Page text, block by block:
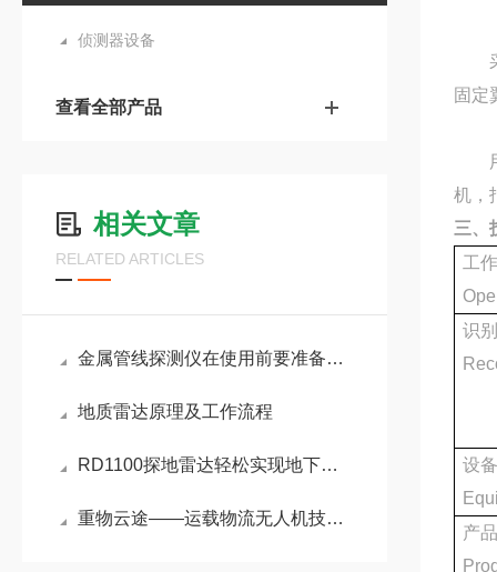
侦测器设备
查看全部产品
相关文章
RELATED ARTICLES
金属管线探测仪在使用前要准备什么你知道吗？
地质雷达原理及工作流程
RD1100探地雷达轻松实现地下各种管线探测
重物云途——运载物流无人机技术与选购要点
固定
机，
三、
工
识
设
产